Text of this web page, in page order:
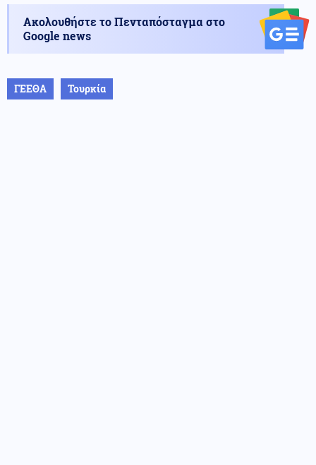
Ακολουθήστε το Πενταπόσταγμα στο
Google news
ΓΕΕΘΑ Τουρκία